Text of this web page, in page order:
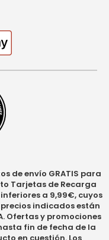
de envío GRATIS para
Tarjetas de Recarga
a 9,99€, cuyos
indicados están
Ofertas y promociones
fin de fecha de la